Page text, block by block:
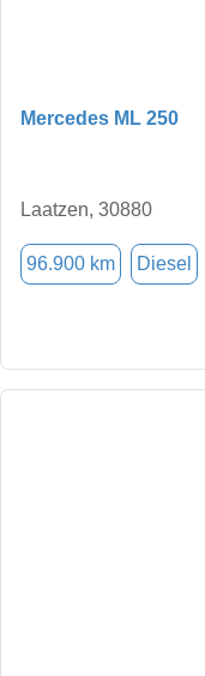
Mercedes ML 250
Laatzen, 30880
96.900 km Diesel